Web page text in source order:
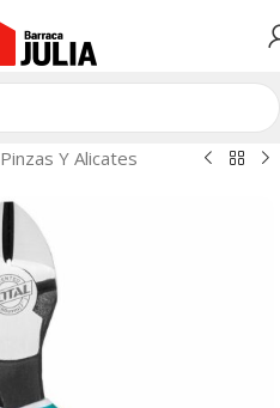
Pinzas Y Alicates